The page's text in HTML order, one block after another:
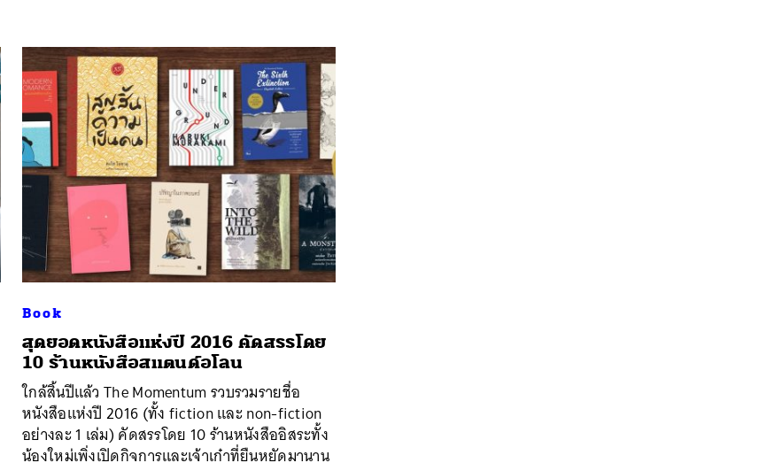
Book
สุดยอดหนังสือแห่งปี 2016 คัดสรรโดย
10 ร้านหนังสือสแตนด์อโลน
ใกล้สิ้นปีแล้ว The Momentum รวบรวมรายชื่อ
หนังสือแห่งปี 2016 (ทั้ง fiction และ non-fiction
อย่างละ 1 เล่ม) คัดสรรโดย 10 ร้านหนังสืออิสระทั้ง
น้องใหม่เพิ่งเปิดกิจการและเจ้าเก๋าที่ยืนหยัดมานาน
SHARE TWEET LINE EMAIL